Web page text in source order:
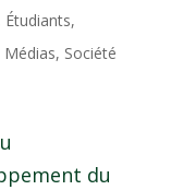
Étudiants,
Médias, Société
du